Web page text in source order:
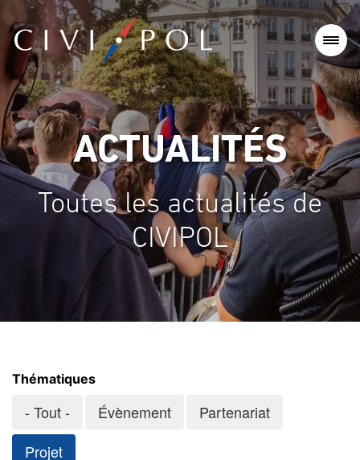
ACTUALITÉS
Toutes les actualités de
CIVIPOL
Thématiques
- Tout - Évènement
Partenariat
Projet